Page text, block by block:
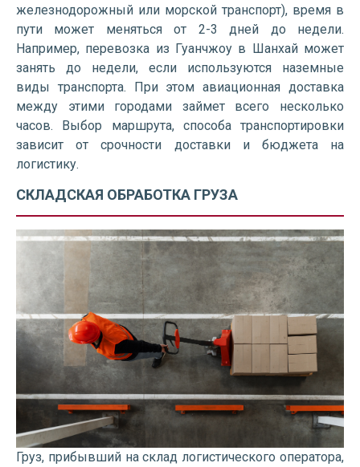
железнодорожный или морской транспорт), время в
пути может меняться от 2-3 дней до недели.
Например, перевозка из Гуанчжоу в Шанхай может
занять до недели, если используются наземные
виды транспорта. При этом авиационная доставка
между этими городами займет всего несколько
часов. Выбор маршрута, способа транспортировки
зависит от срочности доставки и бюджета на
логистику.
СКЛАДСКАЯ ОБРАБОТКА ГРУЗА
Груз, прибывший на склад логистического оператора,